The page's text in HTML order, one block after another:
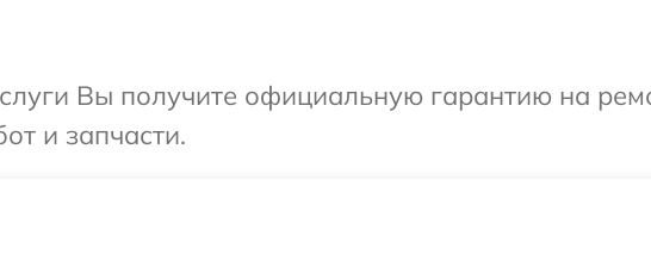
Вы получите официальную гарантию на
и запчасти.